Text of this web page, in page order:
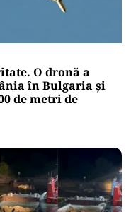
O dronă a
în Bulgaria şi
de metri de